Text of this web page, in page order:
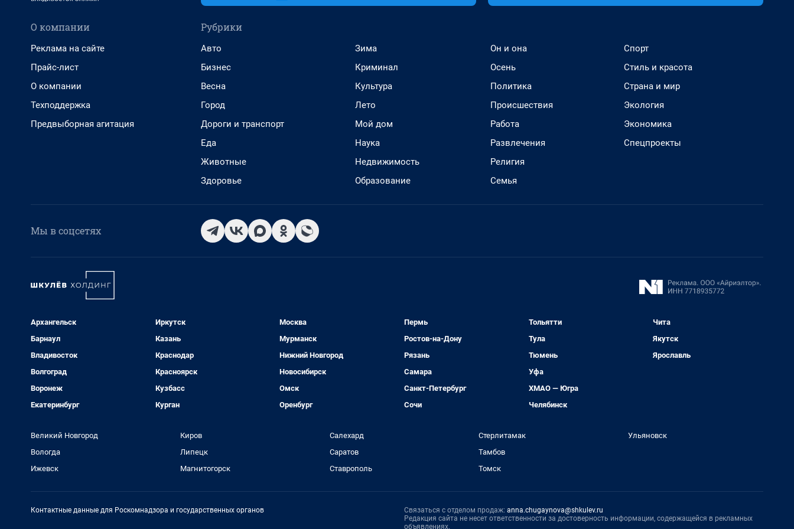
О компании
Реклама на сайте
Прайс-лист
О компании
Техподдержка
Предвыборная агитация
Рубрики
Авто
Бизнес
Весна
Город
Дороги и транспорт
Еда
Животные
Здоровье
Зима
Криминал
Культура
Лето
Мой дом
Наука
Недвижимость
Образование
Он и она
Осень
Политика
Происшествия
Работа
Развлечения
Религия
Семья
Спорт
Стиль и красота
Страна и мир
Экология
Экономика
Спецпроекты
Мы в соцсетях
Архангельск
Барнаул
Владивосток
Волгоград
Воронеж
Екатеринбург
Иркутск
Казань
Краснодар
Красноярск
Кузбасс
Курган
Москва
Мурманск
Нижний Новгород
Новосибирск
Омск
Оренбург
Пермь
Ростов-на-Дону
Рязань
Самара
Санкт-Петербург
Сочи
Тольятти
Тула
Тюмень
Уфа
ХМАО — Югра
Челябинск
Чита
Якутск
Ярославль
Великий Новгород
Вологда
Ижевск
Киров
Липецк
Магнитогорск
Салехард
Саратов
Ставрополь
Стерлитамак
Тамбов
Томск
Ульяновск
Контактные данные для Роскомнадзора и государственных органов Связаться с отделом продаж: anna.chugaynova@shkulev.ru
Редакция сайта не несет ответственности за достоверность информации, содержащейся в рекламных
объявлениях.